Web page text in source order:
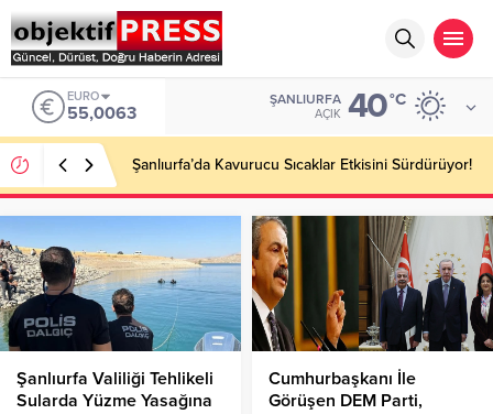
EURO
55,0063
ŞANLIURFA
AÇIK 40°C
Şanlıurfa’da Kavurucu Sıcaklar Etkisini Sürdürüyor!
Şanlıurfa Valiliği Tehlikeli
Sularda Yüzme Yasağına
Cumhurbaşkanı İle
Görüşen DEM Parti,